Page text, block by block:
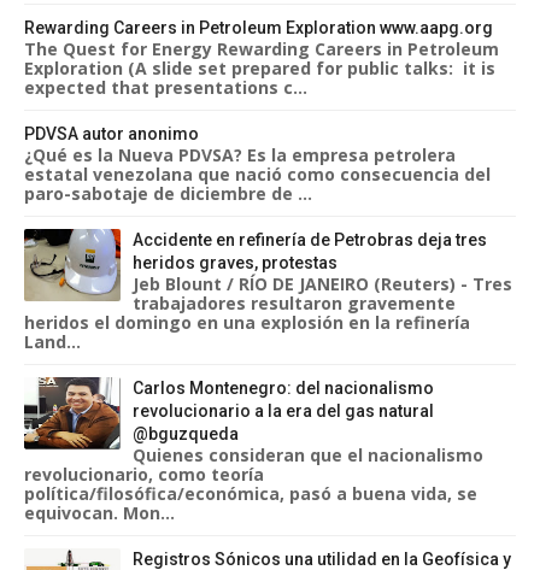
Rewarding Careers in Petroleum Exploration www.aapg.org
The Quest for Energy Rewarding Careers in Petroleum
Exploration (A slide set prepared for public talks: it is
expected that presentations c...
PDVSA autor anonimo
¿Qué es la Nueva PDVSA? Es la empresa petrolera
estatal venezolana que nació como consecuencia del
paro-sabotaje de diciembre de ...
Accidente en refinería de Petrobras deja tres
heridos graves, protestas
Jeb Blount / RÍO DE JANEIRO (Reuters) - Tres
trabajadores resultaron gravemente
heridos el domingo en una explosión en la refinería
Land...
Carlos Montenegro: del nacionalismo
revolucionario a la era del gas natural
@bguzqueda
Quienes consideran que el nacionalismo
revolucionario, como teoría
política/filosófica/económica, pasó a buena vida, se
equivocan. Mon...
Registros Sónicos una utilidad en la Geofísica y